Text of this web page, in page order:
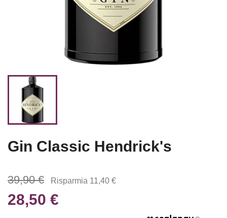
Gin Classic Hendrick's
39,90 € Risparmia 11,40 €
28,50 €